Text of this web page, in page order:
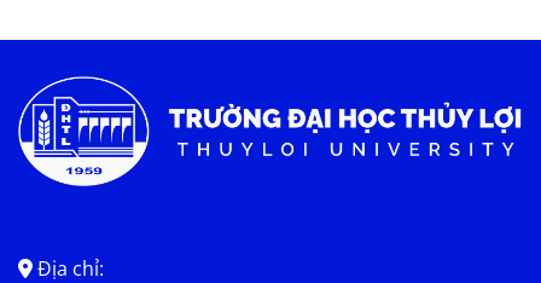
Địa chỉ: